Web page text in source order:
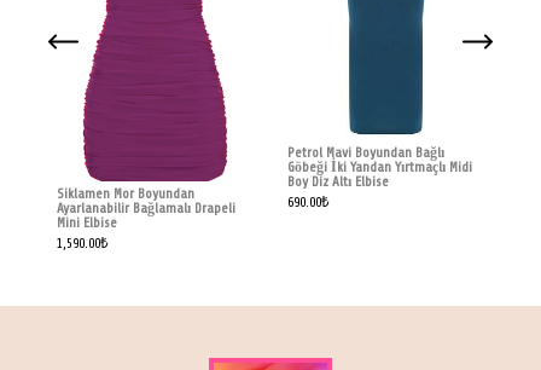
Siklamen Mor Boyundan
Ayarlanabilir Bağlamalı Drapeli
Mini Elbise
1,590.00₺
Petrol Mavi Boyundan Bağlı
Göbeği İki Yandan Yırtmaçlı Midi
Boy Diz Altı Elbise
690.00₺